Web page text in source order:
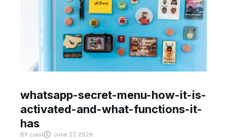
whatsapp-secret-menu-how-it-is-
activated-and-what-functions-it-
has
BY crast June 27, 2026